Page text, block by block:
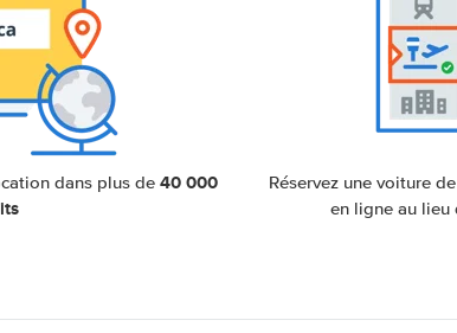
dans plus de 40 000
Réservez une voiture
en ligne au lieu